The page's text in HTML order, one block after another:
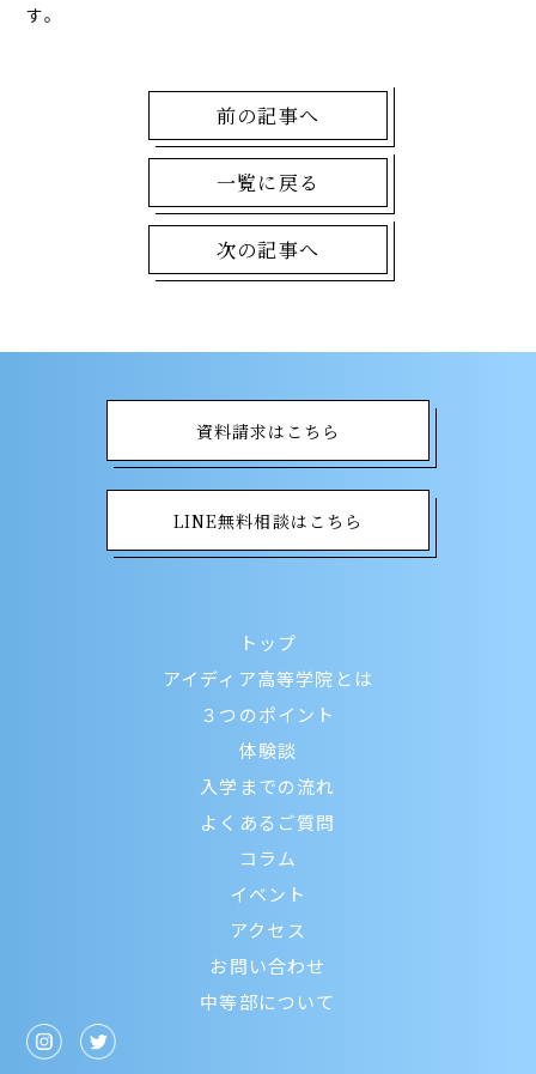
す。
前の記事へ
一覧に戻る
次の記事へ
資料請求はこちら
LINE無料相談はこちら
トップ
アイディア高等学院とは
３つのポイント
体験談
入学までの流れ
よくあるご質問
コラム
イベント
アクセス
お問い合わせ
中等部について